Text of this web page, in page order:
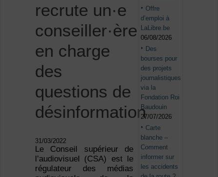
recrute un·e
conseiller·ère
en charge
des
questions de
désinformation
31/03/2022
Le Conseil supérieur de
l’audiovisuel (CSA) est le
régulateur des médias
Offre
d’emploi à
LaLibre.be
06/08/2026
Des
bourses pour
des projets
journalistiques
via la
Fondation Roi
Baudouin
27/07/2026
Carte
blanche –
Comment
informer sur
les accidents